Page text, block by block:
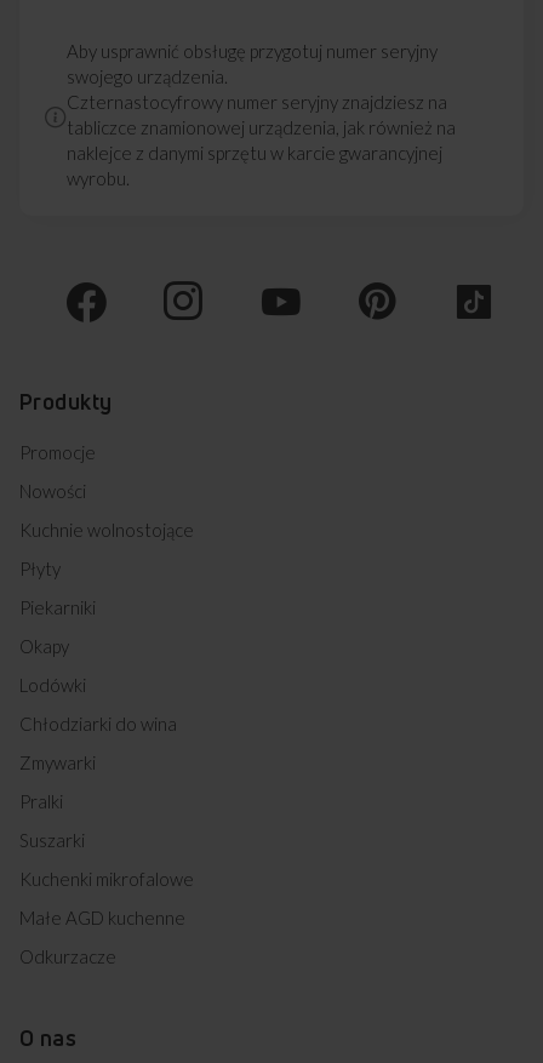
Aby usprawnić obsługę przygotuj numer seryjny
swojego urządzenia.
Czternastocyfrowy numer seryjny znajdziesz na
tabliczce znamionowej urządzenia, jak również na
naklejce z danymi sprzętu w karcie gwarancyjnej
wyrobu.
Produkty
Promocje
Nowości
Kuchnie wolnostojące
Płyty
Piekarniki
Okapy
Lodówki
Chłodziarki do wina
Zmywarki
Pralki
Suszarki
Kuchenki mikrofalowe
Małe AGD kuchenne
Odkurzacze
O nas